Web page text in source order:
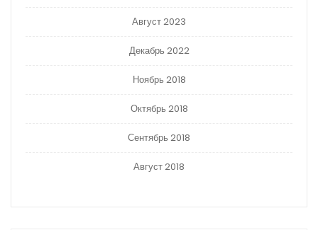
Август 2023
Декабрь 2022
Ноябрь 2018
Октябрь 2018
Сентябрь 2018
Август 2018